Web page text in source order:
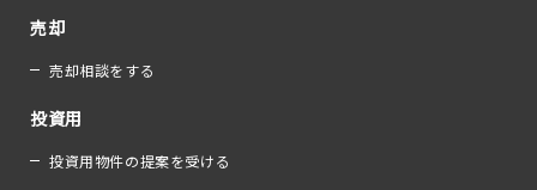
売却
売却相談をする
投資用
投資用物件の提案を受ける